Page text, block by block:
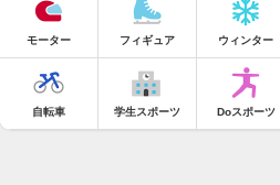
モーター フィギュア ウィンター
自転車 学生スポーツ Doスポーツ